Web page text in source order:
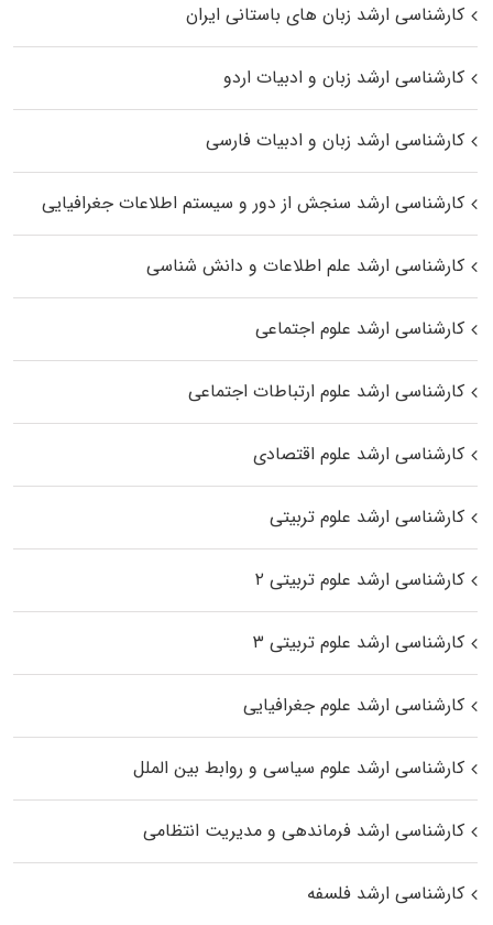
کارشناسی ارشد زبان‌ های باستانی ایران
کارشناسی ارشد زبان و ادبیات اردو
کارشناسی ارشد زبان و ادبیات فارسی
کارشناسی ارشد سنجش از دور و سیستم اطلاعات جغرافیایی
کارشناسی ارشد علم اطلاعات و دانش شناسی
کارشناسی ارشد علوم اجتماعی
کارشناسی ارشد علوم ارتباطات اجتماعی
کارشناسی ارشد علوم اقتصادی
کارشناسی ارشد علوم تربیتی
کارشناسی ارشد علوم تربیتی ۲
کارشناسی ارشد علوم تربیتی ۳
کارشناسی ارشد علوم جغرافیایی
کارشناسی ارشد علوم سیاسی و روابط بین الملل
کارشناسی ارشد فرماندهی و مدیریت انتظامی
کارشناسی ارشد فلسفه